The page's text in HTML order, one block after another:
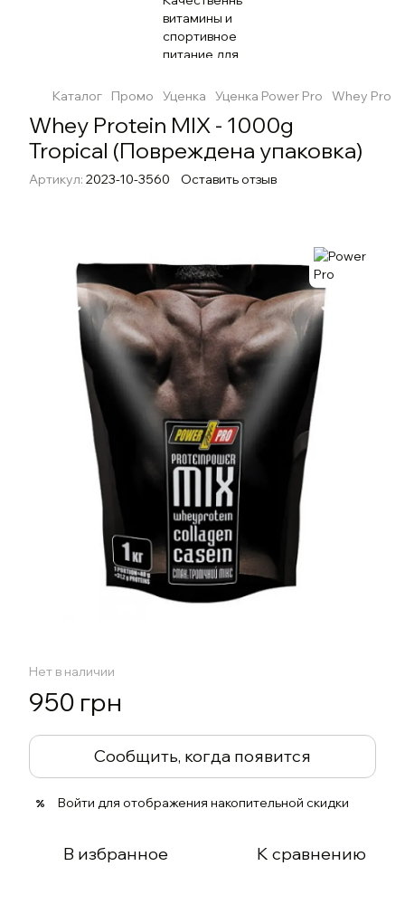
Каталог Промо Уценка Уценка Power Pro Whey
Whey Protein MIX - 1000g
Tropical (Повреждена упаковка)
Артикул: 2023-10-3560 Оставить отзыв
Нет в наличии
950 грн
Сообщить, когда появится
% Войти для отображения накопительной скидки
В избранное К сравнению